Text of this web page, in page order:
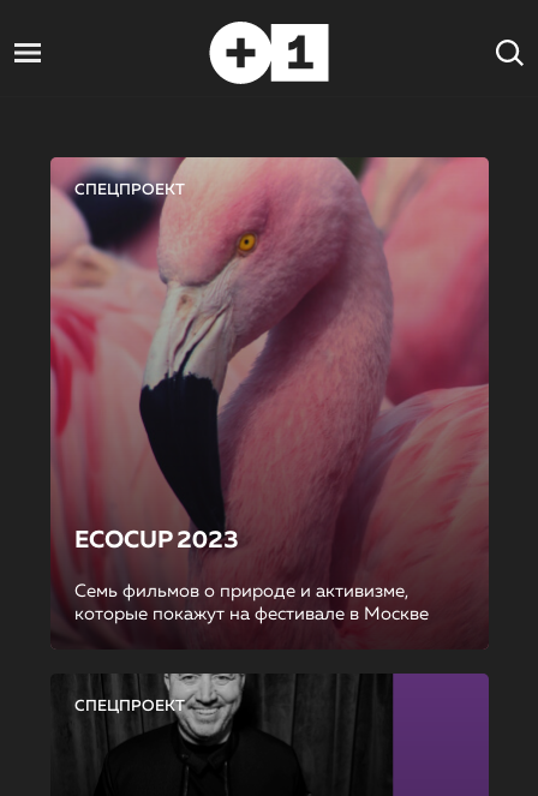
СПЕЦПРОЕКТ
ECOCUP 2023
Семь фильмов о природе и активизме,
которые покажут на фестивале в Москве
СПЕЦПРОЕКТ